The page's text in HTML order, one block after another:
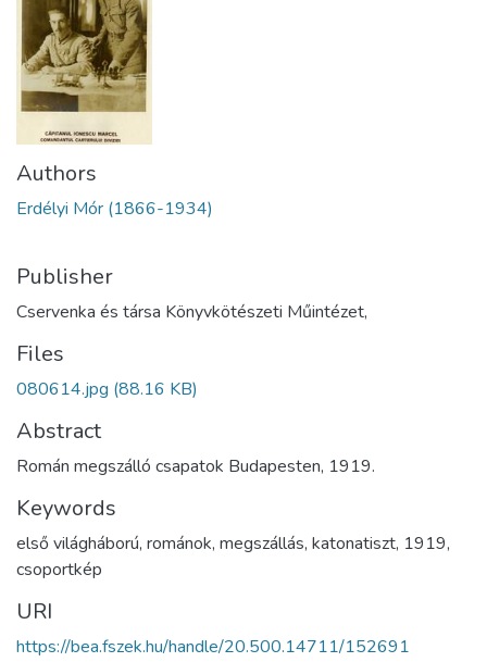
Authors
Erdélyi Mór (1866-1934)
Publisher
Cservenka és társa Könyvkötészeti Műintézet,
Files
080614.jpg (88.16 KB)
Abstract
Román megszálló csapatok Budapesten, 1919.
Keywords
első világháború, románok, megszállás, katonatiszt, 1919,
csoportkép
URI
https://bea.fszek.hu/handle/20.500.14711/152691